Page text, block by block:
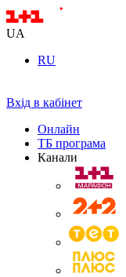
UA
RU
Вхід в кабінет
Онлайн
ТБ програма
Канали